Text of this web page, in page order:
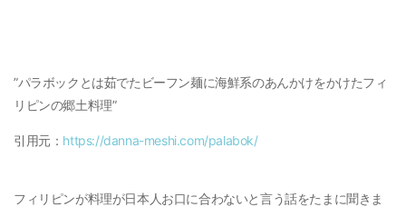
”パラボックとは茹でたビーフン麺に海鮮系のあんかけをかけたフィ
リピンの郷土料理”
引用元： https://danna-meshi.com/palabok/
フィリピンが料理が日本人お口に合わないと言う話をたまに聞きま